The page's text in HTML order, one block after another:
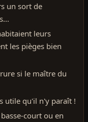
un sort de
leurs
les pièges bien
si le maître du
utile qu'il n'y paraît !
court ou en